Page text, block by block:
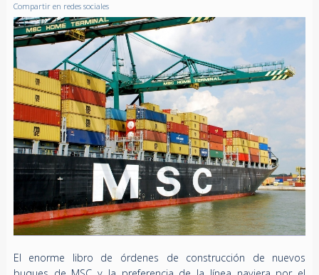
Compartir en redes sociales
El enorme libro de órdenes de construcción de nuevos